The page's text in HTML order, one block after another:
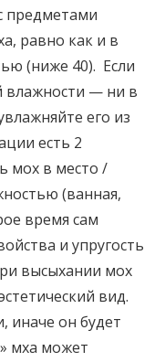
предметами
равно как и в
(ниже 40). Если
влажности — ни в
его из
есть 2
мох в место /
(ванная,
время сам
и упругость
высыхании мох
вид.
иначе он будет
мха может